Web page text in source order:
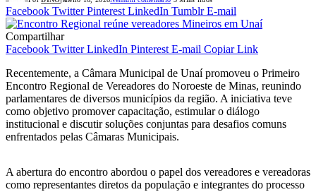
Facebook Twitter Pinterest LinkedIn Tumblr E-mail
Compartilhar
Facebook Twitter LinkedIn Pinterest E-mail Copiar Link
Recentemente, a Câmara Municipal de Unaí promoveu o Primeiro
Encontro Regional de Vereadores do Noroeste de Minas, reunindo
parlamentares de diversos municípios da região. A iniciativa teve
como objetivo promover capacitação, estimular o diálogo
institucional e discutir soluções conjuntas para desafios comuns
enfrentados pelas Câmaras Municipais.
A abertura do encontro abordou o papel dos vereadores e vereadoras
como representantes diretos da população e integrantes do processo